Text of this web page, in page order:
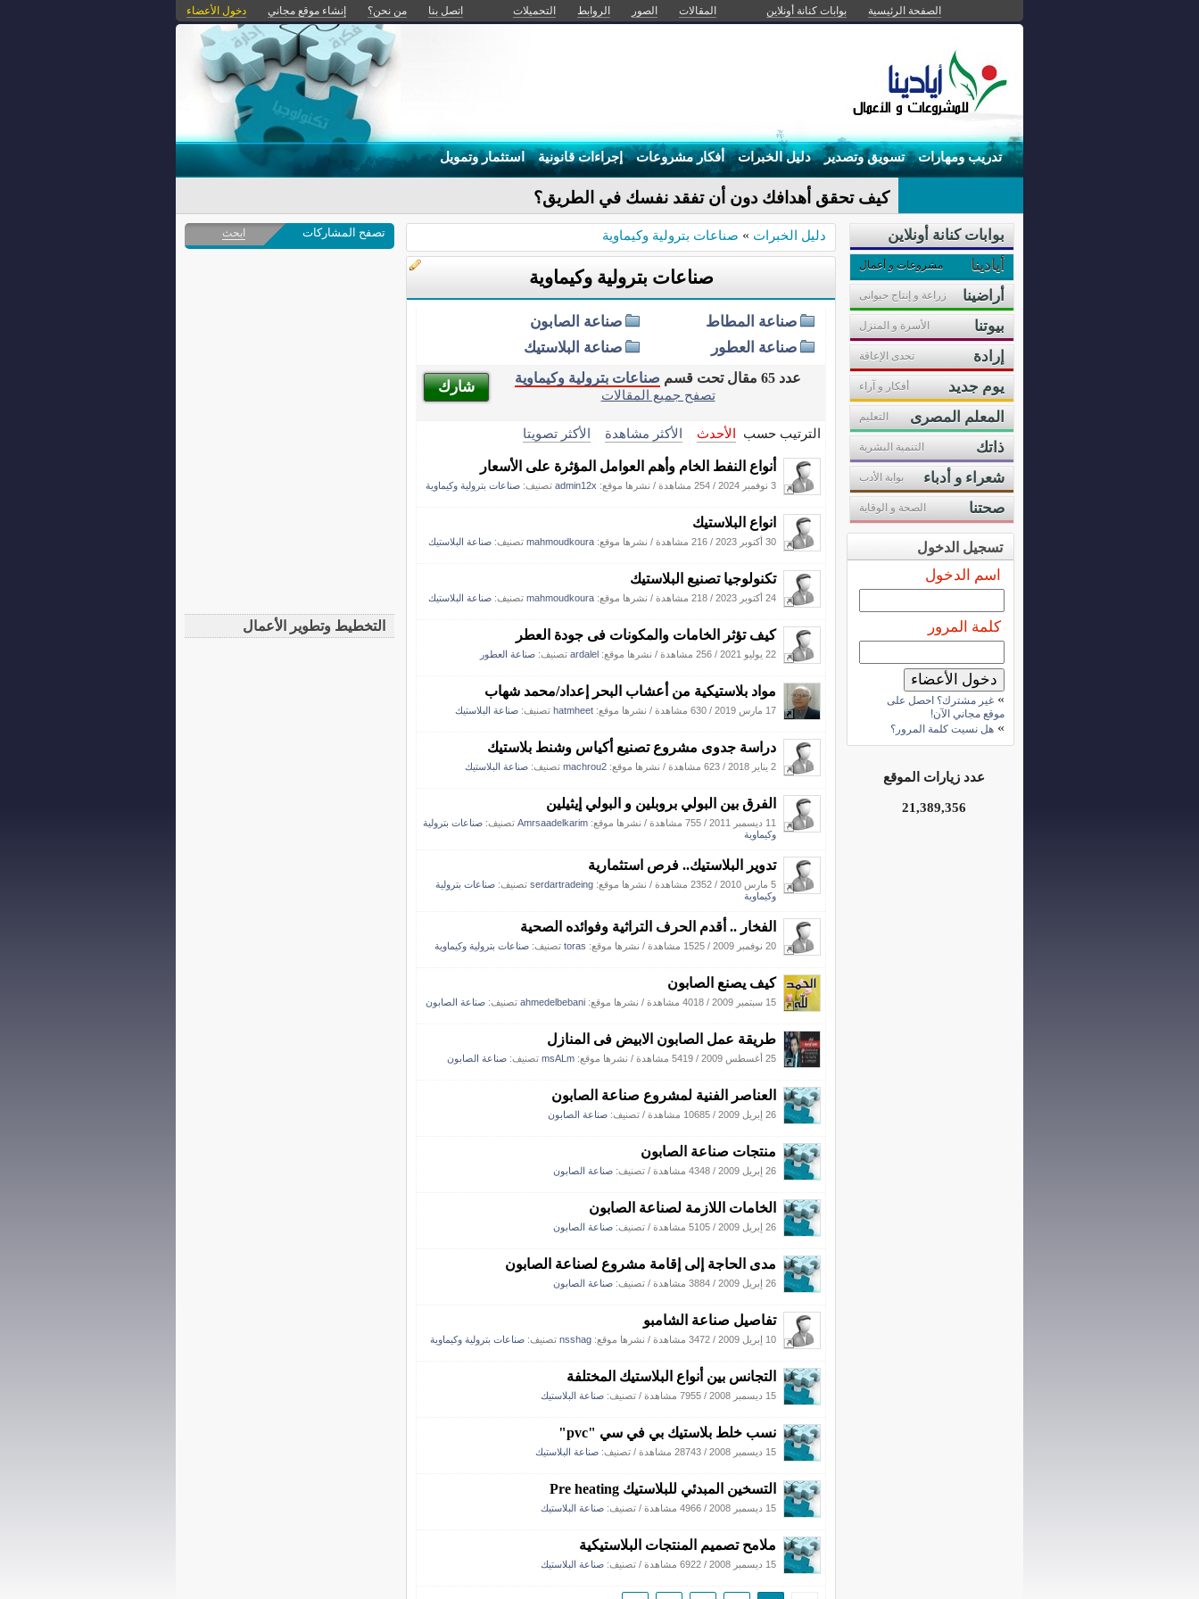
الصفحة الرئيسية بوابات كنانة أونلاين المقالات الصور الروابط التحميلات اتصل بنا من نحن؟ إنشاء موقع مجاني دخول الأعضاء
تدريب ومهارات تسويق وتصدير دليل الخبرات أفكار مشروعات إجراءات قانونية استثمار وتمويل
الح-
دليل الخبرات » صناعات بترولية وكيماوية
صناعات بترولية وكيماوية
صناعة المطاط
صناعة الصابون
صناعة العطور
صناعة البلاستيك
شارك
عدد 65 مقال تحت قسم
صناعات بترولية وكيماوية
تصفح جميع المقالات
الترتيب حسب الأحدث الأكثر مشاهدة الأكثر تصويتا
أنواع النفط الخام وأهم العوامل المؤثرة على الأسعار
3 نوفمبر 2024 / 254 مشاهدة / نشرها موقع: admin12x تصنيف: صناعات بترولية وكيماوية
انواع البلاستيك
30 أكتوبر 2023 / 216 مشاهدة / نشرها موقع: mahmoudkoura تصنيف: صناعة البلاستيك
تكنولوجيا تصنيع البلاستيك
24 أكتوبر 2023 / 218 مشاهدة / نشرها موقع: mahmoudkoura تصنيف: صناعة البلاستيك
كيف تؤثر الخامات والمكونات فى جودة العطر
22 يوليو 2021 / 256 مشاهدة / نشرها موقع: ardalel تصنيف: صناعة العطور
مواد بلاستيكية من أعشاب البحر إعداد/محمد شهاب
17 مارس 2019 / 630 مشاهدة / نشرها موقع: hatmheet تصنيف: صناعة البلاستيك
دراسة جدوى مشروع تصنيع أكياس وشنط بلاستيك
2 يناير 2018 / 623 مشاهدة / نشرها موقع: machrou2 تصنيف: صناعة البلاستيك
الفرق بين البولي بروبلين و البولي إيثيلين
11 ديسمبر 2011 / 755 مشاهدة / نشرها موقع: Amrsaadelkarim تصنيف: صناعات بترولية
وكيماوية
تدوير البلاستيك.. فرص استثمارية
5 مارس 2010 / 2352 مشاهدة / نشرها موقع: serdartradeing تصنيف: صناعات بترولية
وكيماوية
الفخار .. أقدم الحرف التراثية وفوائده الصحية
20 نوفمبر 2009 / 1525 مشاهدة / نشرها موقع: toras تصنيف: صناعات بترولية وكيماوية
كيف يصنع الصابون
15 سبتمبر 2009 / 4018 مشاهدة / نشرها موقع: ahmedelbebani تصنيف: صناعة الصابون
طريقة عمل الصابون الابيض فى المنازل
25 أغسطس 2009 / 5419 مشاهدة / نشرها موقع: msALm تصنيف: صناعة الصابون
العناصر الفنية لمشروع صناعة الصابون
26 إبريل 2009 / 10685 مشاهدة / تصنيف: صناعة الصابون
منتجات صناعة الصابون
26 إبريل 2009 / 4348 مشاهدة / تصنيف: صناعة الصابون
الخامات اللازمة لصناعة الصابون
26 إبريل 2009 / 5105 مشاهدة / تصنيف: صناعة الصابون
مدى الحاجة إلى إقامة مشروع لصناعة الصابون
26 إبريل 2009 / 3884 مشاهدة / تصنيف: صناعة الصابون
تفاصيل صناعة الشامبو
10 إبريل 2009 / 3472 مشاهدة / نشرها موقع: nsshag تصنيف: صناعات بترولية وكيماوية
التجانس بين أنواع البلاستيك المختلفة
15 ديسمبر 2008 / 7955 مشاهدة / تصنيف: صناعة البلاستيك
نسب خلط بلاستيك بي في سي "pvc"
15 ديسمبر 2008 / 28743 مشاهدة / تصنيف: صناعة البلاستيك
التسخين المبدئي للبلاستيك Pre heating
15 ديسمبر 2008 / 4966 مشاهدة / تصنيف: صناعة البلاستيك
ملامح تصميم المنتجات البلاستيكية
15 ديسمبر 2008 / 6922 مشاهدة / تصنيف: صناعة البلاستيك
بوابات كنانة أونلاين
أيادينا
مشروعات و أعمال
أراضينا زراعة و إنتاج حيوانى
بيوتنا الأسرة و المنزل
إرادة تحدى الإعاقة
يوم جديد أفكار و آراء
المعلم المصرى التعليم
ذاتك التنمية البشرية
شعراء و أدباء بوابة الأدب
صحتنا الصحة و الوقاية
تسجيل الدخول
اسم الدخول
كلمة المرور
» غير مشترك؟ احصل على
موقع مجاني الآن!
» هل نسيت كلمة المرور؟
عدد زيارات الموقع
21,389,356
تصفح المشاركات ابحث
التخطيط وتطوير الأعمال